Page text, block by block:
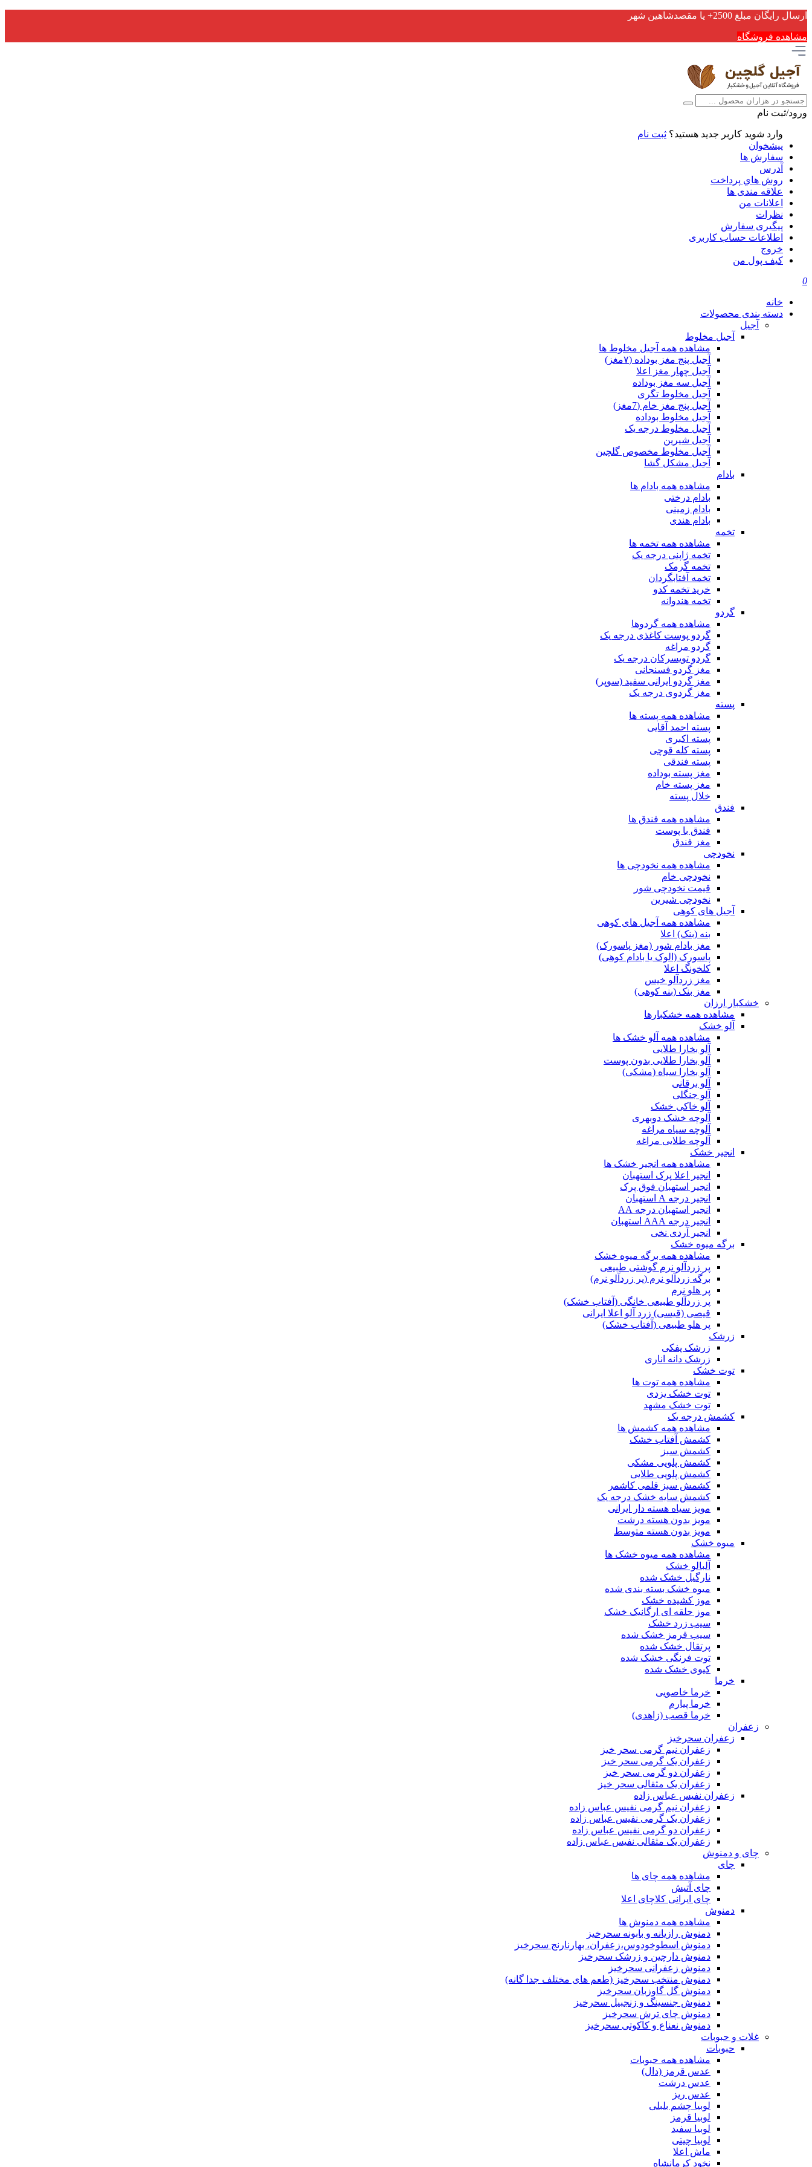
ارسال رایگان مبلغ 2500+ یا مقصدشاهین شهر
مشاهده فروشگاه
ورود/ثبت نام
وارد شوید کاربر جدید هستید؟ ثبت نام
پیشخوان
سفارش ها
آدرس
روش هاي پرداخت
علاقه مندی ها
اعلانات من
نظرات
پیگیری سفارش
اطلاعات حساب كاربری
خروج
کیف پول من
0
خانه
دسته بندی محصولات
آجیل
آجیل مخلوط
مشاهده همه آجیل مخلوط ها
آجیل پنج مغز بوداده (۷مغز)
آجیل چهار مغز اعلا
آجیل سه مغز بوداده
آجیل مخلوط تگری
آجیل پنج مغز خام (7مغز)
آجیل مخلوط بوداده
آجیل مخلوط درجه یک
آجیل شیرین
آجیل مخلوط مخصوص گلچین
آجیل مشکل گشا
بادام
مشاهده همه بادام ها
بادام درختی
بادام زمینی
بادام هندی
تخمه
مشاهده همه تخمه ها
تخمه ژاپنی درجه یک
تخمه گرمک
تخمه آفتابگردان
خرید تخمه کدو
تخمه هندوانه
گردو
مشاهده همه گردوها
گردو پوست کاغذی درجه یک
گردو مراغه
گردو تویسرکان درجه یک
مغز گردو فسنجانی
مغز گردو ایرانی سفید (سوپر)
مغز گردوی درجه یک
پسته
مشاهده همه پسته ها
پسته احمد آقایی
پسته اکبری
پسته کله قوچی
پسته فندقی
مغز پسته بوداده
مغز پسته خام
خلال پسته
فندق
مشاهده همه فندق ها
فندق با پوست
مغز فندق
نخودچی
مشاهده همه نخودچی ها
نخودچی خام
قیمت نخودچی شور
نخودچی شیرین
آجیل های کوهی
مشاهده همه آجیل های کوهی
بنه (بنک) اعلا
مغز بادام شور (مغز پاسورک)
پاسورک (الوک یا بادام کوهی)
کلخونگ اعلا
مغز زردآلو خیس
مغز بنک (بنه کوهی)
خشکبار ارزان
مشاهده همه خشکبارها
آلو خشک
مشاهده همه آلو خشک ها
آلو بخارا طلایی
آلو بخارا طلایی بدون پوست
آلو بخارا سیاه (مشکی)
آلو برقانی
آلو جنگلی
آلو خاکی خشک
آلوچه خشک دوبهری
آلوچه سیاه مراغه
آلوچه طلایی مراغه
انجیر خشک
مشاهده همه انجیر خشک ها
انجیر اعلا پرک استهبان
انجیر استهبان فوق پرک
انجیر درجه A استهبان
انجیر استهبان درجه AA
انجیر درجه AAA استهبان
انجیر آردی نخی
برگه میوه خشک
مشاهده همه برگه میوه خشک
پر زردآلو نرم گوشتی طبیعی
برگه زردآلو نرم (پر زردآلو نرم)
پر هلو نرم
پر زردآلو طبیعی خانگی (آفتاب خشک)
قیصی (قیسی) زرد آلو اعلا ایرانی
پر هلو طبیعی (آفتاب خشک)
زرشک
زرشک پفکی
زرشک دانه اناری
توت خشک
مشاهده همه توت ها
توت خشک یزدی
توت خشک مشهد
کشمش درجه یک
مشاهده همه کشمش ها
کشمش آفتاب خشک
کشمش سبز
کشمش پلویی مشکی
کشمش پلویی طلایی
کشمش سبز قلمی کاشمر
کشمش سایه خشک درجه یک
مویز سیاه هسته دار ایرانی
مویز بدون هسته درشت
مویز بدون هسته متوسط
میوه خشک
مشاهده همه میوه خشک ها
آلبالو خشک
نارگیل خشک شده
میوه خشک بسته بندی شده
موز کشیده خشک
موز حلقه ای ارگانیک خشک
سیب زرد خشک
سیب قرمز خشک شده
پرتقال خشک شده
توت فرنگی خشک شده
کیوی خشک شده
خرما
خرما خاصویی
خرما پیارم
خرما قصب (زاهدی)
زعفران
زعفران سحرخیز
زعفران نیم گرمی سحر خیز
زعفران یک گرمی سحر خیز
زعفران دو گرمی سحر خیز
زعفران یک مثقالی سحر خیز
زعفران نفیس عباس زاده
زعفران نیم گرمی نفیس عباس زاده
زعفران یک گرمی نفیس عباس زاده
زعفران دو گرمی نفیس عباس زاده
زعفران یک مثقالی نفیس عباس زاده
چای و دمنوش
چای
مشاهده همه چای ها
چای آتیش
چای ایرانی کلاچای اعلا
دمنوش
مشاهده همه دمنوش ها
دمنوش رازیانه و بابونه سحرخیز
دمنوش اسطوخودوس،زعفران، بهارنارنج سحرخیز
دمنوش دارچین و زرشک سحرخیز
دمنوش زعفرانی سحرخیز
دمنوش منتخب سحرخیز (طعم های مختلف جدا گانه)
دمنوش گل گاوزبان سحرخیز
دمنوش جنسینگ و زنجبیل سحرخیز
دمنوش چای ترش سحرخیز
دمنوش نعناع و کاکوتی سحرخیز
غلات و حبوبات
حبوبات
مشاهده همه حبوبات
عدس قرمز (دال)
عدس درشت
عدس ریز
لوبیا چشم بلبلی
لوبیا قرمز
لوبیا سفید
لوبیا چیتی
ماش اعلا
نخود کرمانشاه